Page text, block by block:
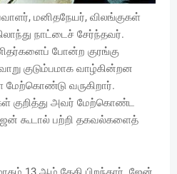
மனிதநேயர், விலங்குகள்
நாட்டைச் சேர்ந்தவர்.
போன்ற குரங்கு
குடும்பமாக வாழ்கின்றன
வருகிறார்.
குறித்து அவர் மேற்கொண்ட
கூடால் பற்றி தகவல்களைத்